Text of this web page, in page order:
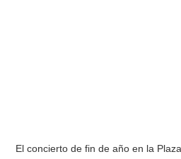
El concierto de fin de año en la